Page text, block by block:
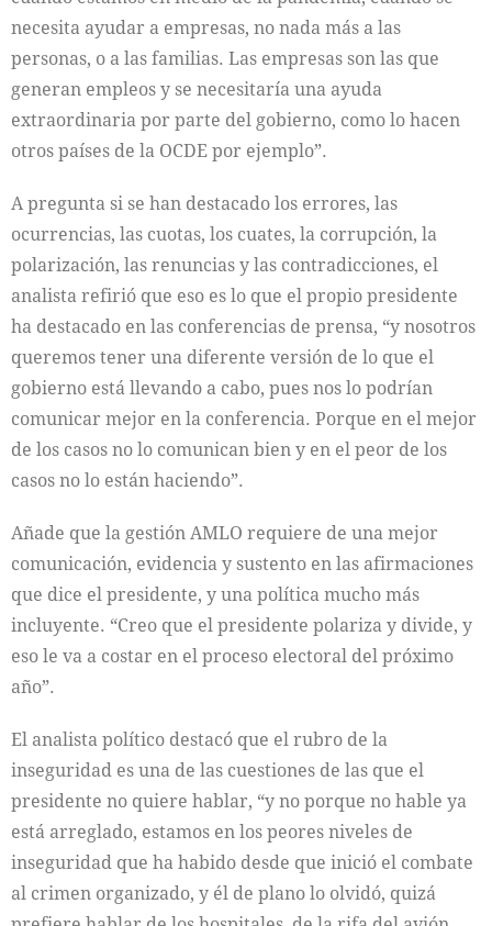
necesita ayudar a empresas, no nada más a las
personas, o a las familias. Las empresas son las que
generan empleos y se necesitaría una ayuda
extraordinaria por parte del gobierno, como lo hacen
otros países de la OCDE por ejemplo”.
A pregunta si se han destacado los errores, las
ocurrencias, las cuotas, los cuates, la corrupción, la
polarización, las renuncias y las contradicciones, el
analista refirió que eso es lo que el propio presidente
ha destacado en las conferencias de prensa, “y nosotros
queremos tener una diferente versión de lo que el
gobierno está llevando a cabo, pues nos lo podrían
comunicar mejor en la conferencia. Porque en el mejor
de los casos no lo comunican bien y en el peor de los
casos no lo están haciendo”.
Añade que la gestión AMLO requiere de una mejor
comunicación, evidencia y sustento en las afirmaciones
que dice el presidente, y una política mucho más
incluyente. “Creo que el presidente polariza y divide, y
eso le va a costar en el proceso electoral del próximo
año”.
El analista político destacó que el rubro de la
inseguridad es una de las cuestiones de las que el
presidente no quiere hablar, “y no porque no hable ya
está arreglado, estamos en los peores niveles de
inseguridad que ha habido desde que inició el combate
al crimen organizado, y él de plano lo olvidó, quizá